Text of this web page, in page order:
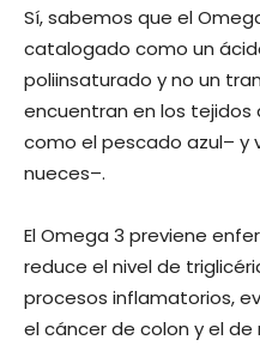
Sí, sabemos que el
catalogado como un
poliinsaturado y no un
encuentran en los tejidos
como el pescado azul– y
nueces–.
El Omega 3 previene
reduce el nivel de
procesos inflamatorios,
el cáncer de colon y el de